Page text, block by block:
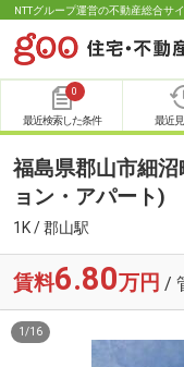
NTTグループ運営の不動産総合サ
0
最近検索した条件 最近
福島県郡山市細
ョン・アパート)
1K / 郡山駅
賃料6.80万円 /
1 /16